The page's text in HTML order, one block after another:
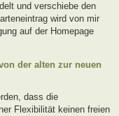
und verschiebe den
wird von mir
auf der Homepage
der alten zur neuen
dass die
Flexibilität keinen freien